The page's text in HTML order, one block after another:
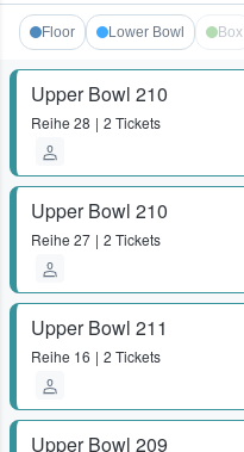
Floor Lower Bowl Box
Upper Bowl 210
Reihe 28 2 Tickets
Upper Bowl 210
Reihe 27 2 Tickets
Upper Bowl 211
Reihe 16 2 Tickets
Upper Bowl 209